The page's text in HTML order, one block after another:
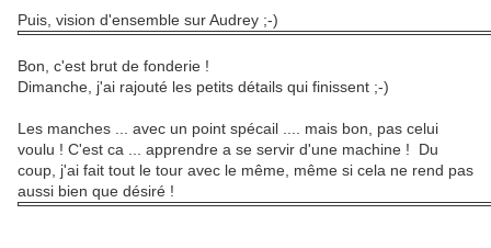
Puis, vision d'ensemble sur Audrey ;-)
Bon, c'est brut de fonderie !
Dimanche, j'ai rajouté les petits détails qui finissent ;-)
Les manches ... avec un point spécail .... mais bon, pas celui
voulu ! C'est ca ... apprendre a se servir d'une machine ! Du
coup, j'ai fait tout le tour avec le même, même si cela ne rend pas
aussi bien que désiré !